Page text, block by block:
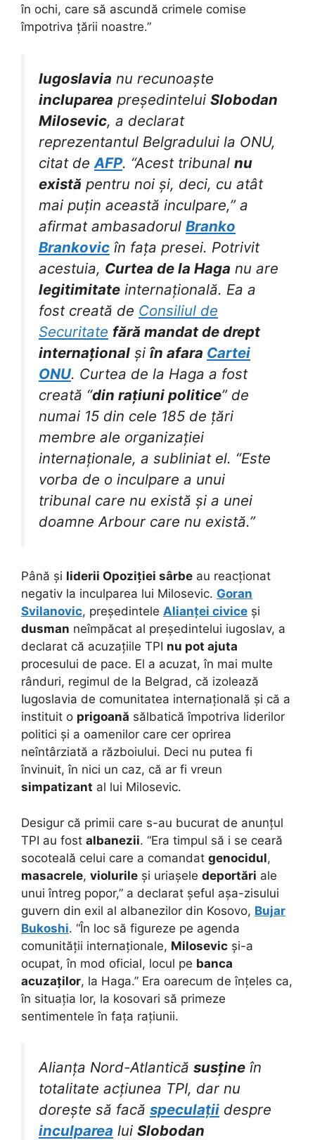
în ochi, care să ascundă crimele comise
împotriva țării noastre.”
Iugoslavia nu recunoaște
incluparea președintelui Slobodan
Milosevic, a declarat
reprezentantul Belgradului la ONU,
citat de AFP. “Acest tribunal nu
există pentru noi și, deci, cu atât
mai puțin această inculpare,” a
afirmat ambasadorul Branko
Brankovic în fața presei. Potrivit
acestuia, Curtea de la Haga nu are
legitimitate internațională. Ea a
fost creată de Consiliul de
Securitate fără mandat de drept
internațional și în afara Cartei
ONU. Curtea de la Haga a fost
creată “din rațiuni politice” de
numai 15 din cele 185 de țări
membre ale organizației
internaționale, a subliniat el. “Este
vorba de o inculpare a unui
tribunal care nu există și a unei
doamne Arbour care nu există.”
Până și liderii Opoziției sârbe au reacționat
negativ la inculparea lui Milosevic. Goran
Svilanovic, președintele Alianței civice și
dusman neîmpăcat al președintelui iugoslav, a
declarat că acuzațiile TPI nu pot ajuta
procesului de pace. El a acuzat, în mai multe
rânduri, regimul de la Belgrad, că izolează
Iugoslavia de comunitatea internațională și că a
instituit o prigoană sălbatică împotriva liderilor
politici și a oamenilor care cer oprirea
neîntârziată a războiului. Deci nu putea fi
învinuit, în nici un caz, că ar fi vreun
simpatizant al lui Milosevic.
Desigur că primii care s-au bucurat de anunțul
TPI au fost albanezii. “Era timpul să i se ceară
socoteală celui care a comandat genocidul,
masacrele, violurile și uriașele deportări ale
unui întreg popor,” a declarat șeful așa-zisului
guvern din exil al albanezilor din Kosovo, Bujar
Bukoshi. “În loc să figureze pe agenda
comunității internaționale, Milosevic și-a
ocupat, în mod oficial, locul pe banca
acuzaților, la Haga.” Era oarecum de înțeles ca,
în situația lor, la kosovari să primeze
sentimentele în fața rațiunii.
Alianța Nord-Atlantică susține în
totalitate acțiunea TPI, dar nu
dorește să facă speculații despre
inculparea lui Slobodan